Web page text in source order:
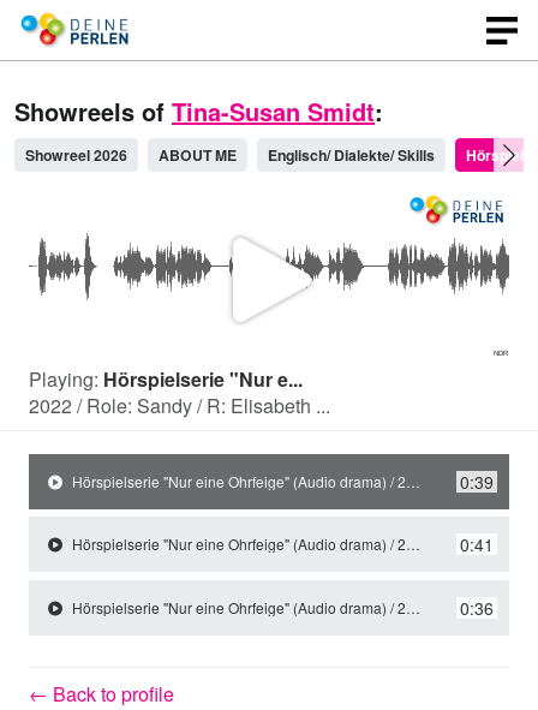
Showreels of Tina-Susan Smidt:
Showreel 2026 ABOUT ME Englisch/ Dialekte/ Skills
P
l
a
y
V
Playing: Hörspielserie "Nur e...
2022 / Role: Sandy / R: Elisabeth ...
Hörspielserie "Nur eine Ohrfeige" (Audio drama) / 2022 / Role: Sandy / R: Elisabeth Weilenmann 0:39
Hörspielserie "Nur eine Ohrfeige" (Audio drama) / 2022 / Role: Sandy / R: Elisabeth Weilenmann 0:41
Hörspielserie "Nur eine Ohrfeige" (Audio drama) / 2022 / Role: Sandy / R: Elisabeth Weilenmann 0:36
← Back to profile